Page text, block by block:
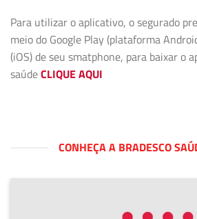
Para utilizar o aplicativo, o segurado
meio do Google Play (plataforma
(iOS) de seu smatphone, para baixar o
saúdeCLIQUE AQUI
CONHEÇA A BRADESCO